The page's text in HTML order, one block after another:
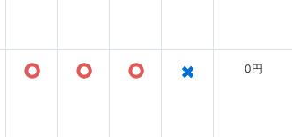
○ ○ ○ × 0円